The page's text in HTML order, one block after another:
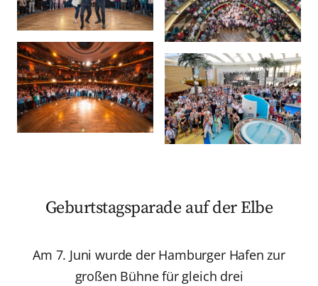
Geburtstagsparade auf der Elbe
Am 7. Juni wurde der Hamburger Hafen zur
großen Bühne für gleich drei